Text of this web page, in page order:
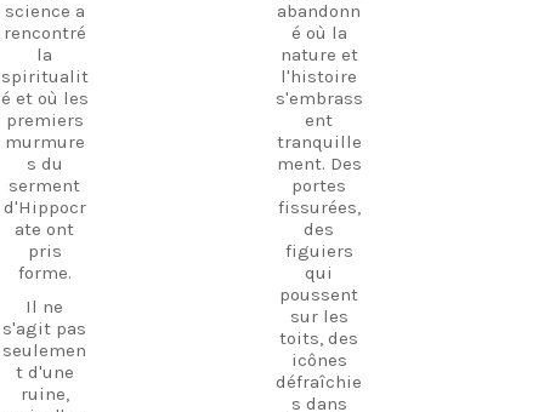
que l'on
ne
retrouve
nulle part
ailleurs à
Kos.
Promenez
-vous
parmi les
ruines,
visitez le
petit
musée et
découvrez
l'hospitali
té
authentiq
ue de l'île
e
d'expérien
ces. Créez
des
souvenirs.
Suivez-
nous et
commenc
ez dès
aujourd’h
ui à
planifier
votre
prochaine
aventure !
#Kos
#VisitKos
#KosIslan
science a
rencontré
la
spiritualit
é et où les
premiers
murmure
s du
serment
d'Hippocr
ate ont
pris
forme.
Il ne
s'agit pas
seulemen
t d'une
ruine,
abandonn
é où la
nature et
l'histoire
s'embrass
ent
tranquille
ment. Des
portes
fissurées,
des
figuiers
qui
poussent
sur les
toits, des
icônes
défraîchie
s dans